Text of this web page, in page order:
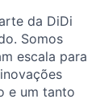
da DiDi
Somos
escala para
e um tanto